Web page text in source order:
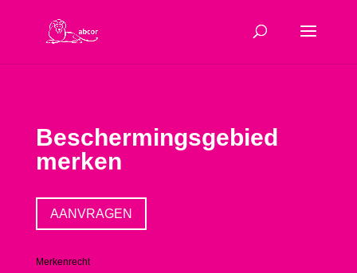
Beschermingsgebied
merken
AANVRAGEN
Merkenrecht